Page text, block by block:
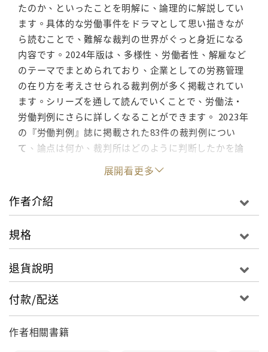
たのか、といったことを明解に、論理的に解説してい
ます。具体的な労働事件をドラマとして思い描きなが
ら読むことで、難解な裁判の世界がぐっと身近になる
内容です。2024年版は、多様性、労働者性、解雇など
のテーマでまとめられており、企業としての労務管理
の在り方を考えさせられる裁判例が多く掲載されてい
ます。シリーズを通して読んでいくことで、労働法・
労働判例にさらに詳しくなることができます。 2023年
の『労働判例』誌に掲載された83件の裁判例につい
て、論点は何か、裁判所はどのように判断したかを論
展開看更多
作者介紹
規格
退貨說明
付款/配送
作者相關書籍